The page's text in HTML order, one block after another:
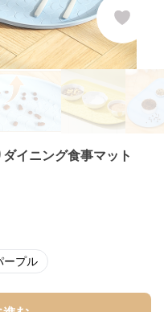
イニング食事マット
ープル